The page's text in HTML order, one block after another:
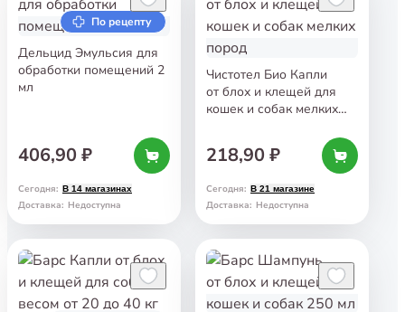
По рецепту
Дельцид Эмульсия для
обработки помещений 2
мл
406,90 ₽
Сегодня: В 14 магазинах
Доставка: Недоступна
Чистотел Био Капли
от блох и клещей для
кошек и собак мелких
218,90 ₽
Сегодня: В 21 магазине
Доставка: Недоступна